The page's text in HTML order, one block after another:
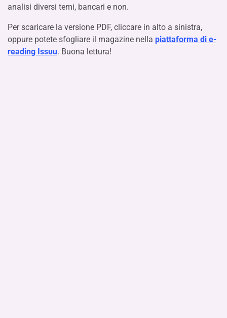
analisi diversi temi, bancari e non.
Per scaricare la versione PDF, cliccare in alto a sinistra,
oppure potete sfogliare il magazine nella piattaforma di e-
reading Issuu. Buona lettura!